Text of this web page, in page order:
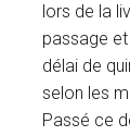
lors de la
passage et
délai de
selon les
Passé ce